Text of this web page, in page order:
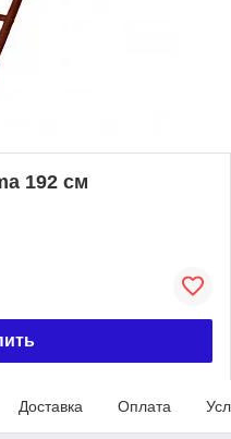
192 см
Доставка Оплата